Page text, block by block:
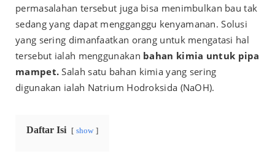
permasalahan tersebut juga bisa menimbulkan bau tak
sedang yang dapat mengganggu kenyamanan. Solusi
yang sering dimanfaatkan orang untuk mengatasi hal
tersebut ialah menggunakan bahan kimia untuk pipa
mampet.Salah satu bahan kimia yang sering
digunakan ialah Natrium Hodroksida (NaOH).
Daftar Isi show